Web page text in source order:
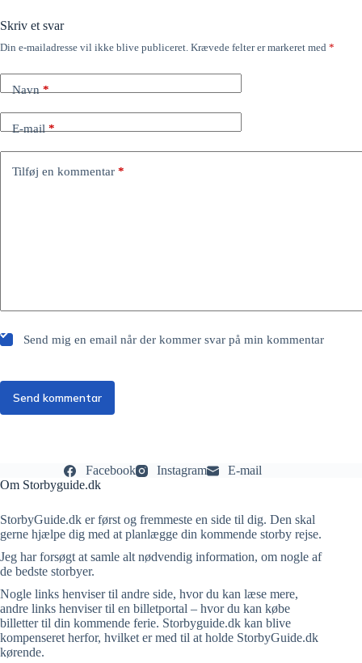
Skriv et svar
Din e-mailadresse vil ikke blive publiceret. Krævede felter er markeret med *
Navn*
E-mail*
Tilføj en kommentar *
Send mig en email når der kommer svar på min kommentar
Send kommentar
Facebook Instagram
E-mail
Om Storbyguide.dk
StorbyGuide.dk er først og fremmeste en side til dig. Den skal
gerne hjælpe dig med at planlægge din kommende storby rejse.
Jeg har forsøgt at samle alt nødvendig information, om nogle af
de bedste storbyer.
Nogle links henviser til andre side, hvor du kan læse mere,
andre links henviser til en billetportal – hvor du kan købe
billetter til din kommende ferie. Storbyguide.dk kan blive
kompenseret herfor, hvilket er med til at holde StorbyGuide.dk
kørende.